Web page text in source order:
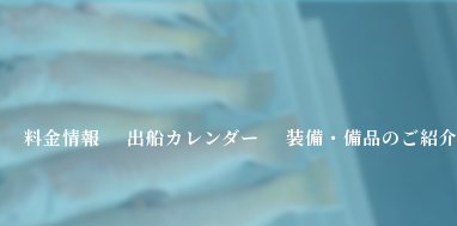
料金情報 出船カレンダー 装備・備品のご紹介